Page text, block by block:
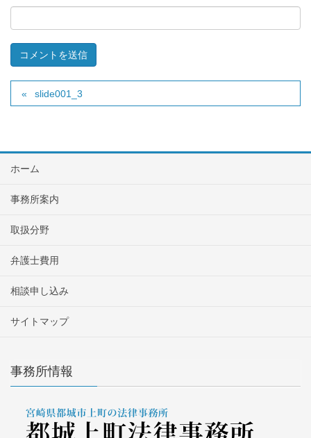
slide001_3
ホーム
事務所案内
取扱分野
弁護士費用
相談申し込み
サイトマップ
事務所情報